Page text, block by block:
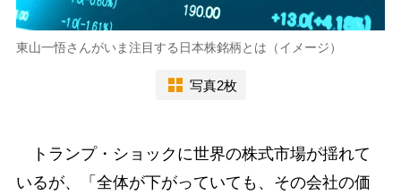
東山一悟さんがいま注目する日本株銘柄とは（イメージ）
写真2枚
トランプ・ショックに世界の株式市場が揺れて
いるが、「全体が下がっていても、その会社の価